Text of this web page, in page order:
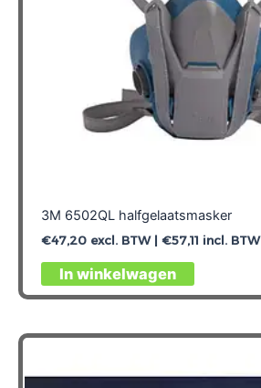
3M 6502QL halfgelaatsmasker
€47,20excl. BTW | €57,11 incl. BTW
In winkelwagen